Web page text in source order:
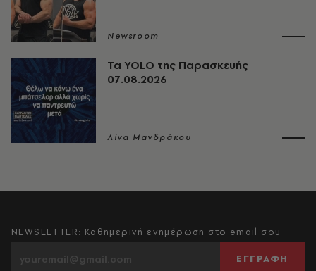
Newsroom
Τα YOLO της Παρασκευής
07.08.2026
Λίνα Μανδράκου
NEWSLETTER: Καθημερινή ενημέρωση στο email σου
ΕΓΓΡΑΦΗ